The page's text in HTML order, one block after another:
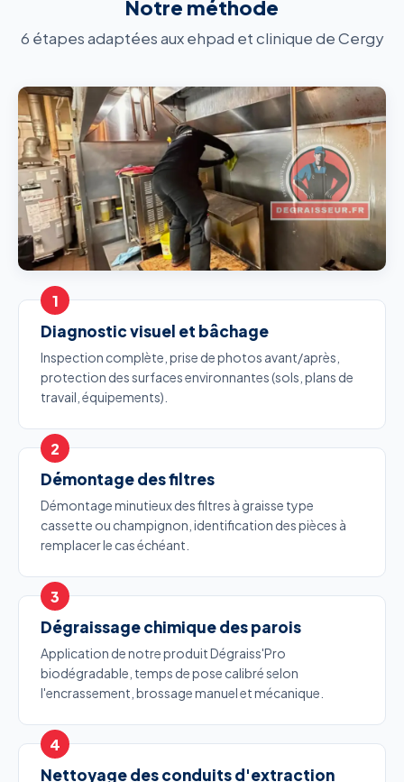
Notre méthode
6 étapes adaptées aux ehpad et clinique de Cergy
Diagnostic visuel et bâchage
Inspection complète, prise de photos avant/après,
protection des surfaces environnantes (sols, plans de
travail, équipements).
Démontage des filtres
Démontage minutieux des filtres à graisse type
cassette ou champignon, identification des pièces à
remplacer le cas échéant.
Dégraissage chimique des parois
Application de notre produit Dégraiss'Pro
biodégradable, temps de pose calibré selon
l'encrassement, brossage manuel et mécanique.
Nettoyage des conduits d'extraction